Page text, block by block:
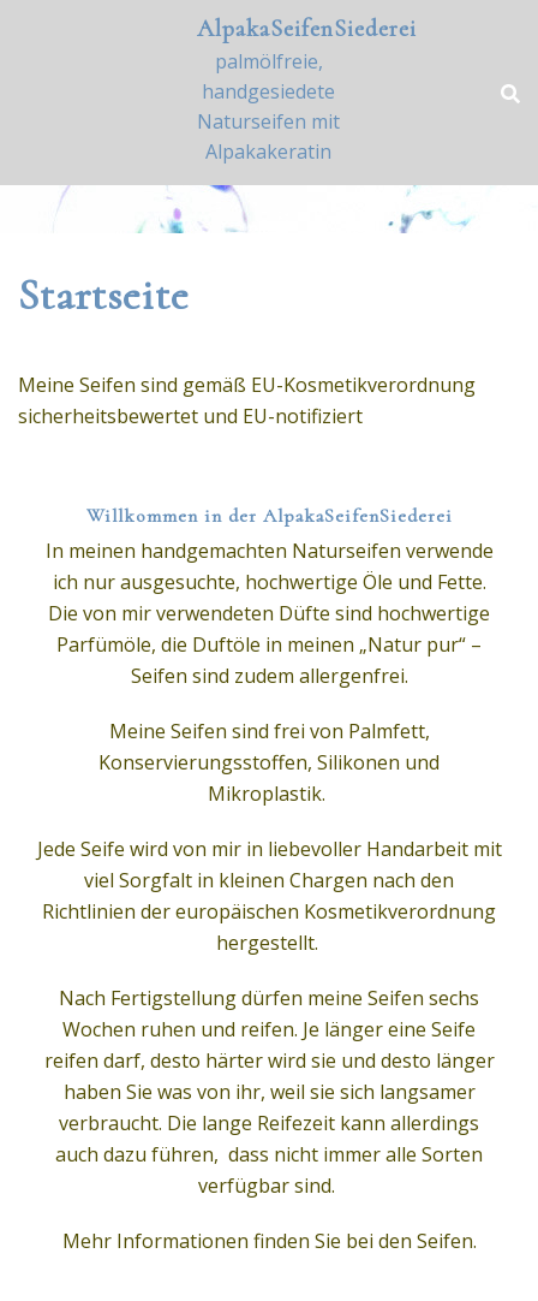
AlpakaSeifenSiederei
palmölfreie,
handgesiedete
Naturseifen mit
Alpakakeratin
Startseite
Meine Seifen sind gemäß EU-Kosmetikverordnung
sicherheitsbewertet und EU-notifiziert
Willkommen in der AlpakaSeifenSiederei
In meinen handgemachten Naturseifen verwende
ich nur ausgesuchte, hochwertige Öle und Fette.
Die von mir verwendeten Düfte sind hochwertige
Parfümöle, die Duftöle in meinen „Natur pur“ –
Seifen sind zudem allergenfrei.
Meine Seifen sind frei von Palmfett,
Konservierungsstoffen, Silikonen und
Mikroplastik.
Jede Seife wird von mir in liebevoller Handarbeit mit
viel Sorgfalt in kleinen Chargen nach den
Richtlinien der europäischen Kosmetikverordnung
hergestellt.
Nach Fertigstellung dürfen meine Seifen sechs
Wochen ruhen und reifen. Je länger eine Seife
reifen darf, desto härter wird sie und desto länger
haben Sie was von ihr, weil sie sich langsamer
verbraucht. Die lange Reifezeit kann allerdings
auch dazu führen, dass nicht immer alle Sorten
verfügbar sind.
Mehr Informationen finden Sie bei den Seifen.